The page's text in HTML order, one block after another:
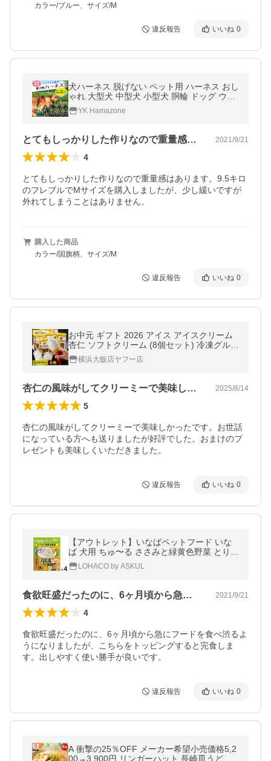
カラー/ブルー、サイズ/M
違反報告 いいね 0
犬ハーネス 脱げない ペット用 ハーネス おし
ゃれ 大型犬 中型犬 小型犬 胴輪 ドッグ ウェ
ア 首輪 ゴールデン ラブラドール トイプード
ル XS S M L
YK Hamazone
とてもしっかりした作りなので重量感はあ… 2021/9/21
4
とてもしっかりした作りなので重量感はあります。9.5キロ
のフレブルでMサイズを購入しましたが、少し緩いですが
外れてしまうことはありません。
購入した商品
カラー/国旗柄、サイズ/M
違反報告 いいね 0
お中元 ギフト 2026 アイス アイスクリーム
杏仁 ソフトクリーム (8個セット) 冷凍グルメ
お取り寄せ スイーツ デザート モンドセレク
ション プレゼント
横浜大飯店ヤフー店
杏仁の風味がしてクリーミーで美味しかっ… 2025/8/14
5
杏仁の風味がしてクリーミーで美味しかったです。お世話
になっている方へも送りましたが好評でした。おまけのプ
レゼントも美味しくいただきました。
違反報告 いいね 0
【アウトレット】いなばペットフード いな
ば 犬用 ちゅ〜る ささみと緑黄色野菜 とり軟
骨 1セット（32本：8本入×4） ペット用お
やつLOHACO by ASKUL
食欲旺盛だったのに、6ヶ月頃から急にフ… 2021/9/21
4
食欲旺盛だったのに、6ヶ月頃から急にフードを食べ渋るよ
うになりましたが、こちらをトッピングすると完食しま
す。出しやすく使い勝手が良いです。
違反報告 いいね 0
A 衝撃の25％OFF メーカー希望小売価格5,2
00→3,900円 リンガーハット 長崎皿うどん8